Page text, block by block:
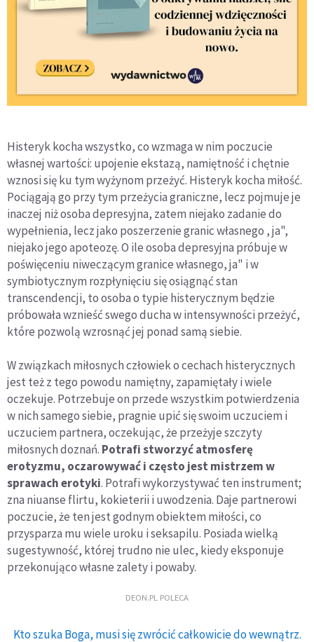
Histeryk kocha wszystko, co wzmaga w nim poczucie
własnej wartości: upojenie ekstazą, namiętność i chętnie
wznosi się ku tym wyżynom przeżyć. Histeryk kocha miłość.
Pociągają go przy tym przeżycia graniczne, lecz pojmuje je
inaczej niż osoba depresyjna, zatem niejako zadanie do
wypełnienia, lecz jako poszerzenie granic własnego , ja",
niejako jego apoteozę. O ile osoba depresyjna próbuje w
poświęceniu niweczącym granice własnego, ja" i w
symbiotycznym rozpłynięciu się osiągnąć stan
transcendencji, to osoba o typie histerycznym będzie
próbowała wznieść swego ducha w intensywności przeżyć,
które pozwolą wzrosnąć jej ponad samą siebie.
W związkach miłosnych człowiek o cechach histerycznych
jest też z tego powodu namiętny, zapamiętały i wiele
oczekuje. Potrzebuje on przede wszystkim potwierdzenia
w nich samego siebie, pragnie upić się swoim uczuciem i
uczuciem partnera, oczekując, że przeżyje szczyty
miłosnych doznań. Potrafi stworzyć atmosferę
erotyzmu, oczarowywać i często jest mistrzem w
sprawach erotyki. Potrafi wykorzystywać ten instrument;
zna niuanse flirtu, kokieterii i uwodzenia. Daje partnerowi
poczucie, że ten jest godnym obiektem miłości, co
przysparza mu wiele uroku i seksapilu. Posiada wielką
sugestywność, której trudno nie ulec, kiedy eksponuje
przekonująco własne zalety i powaby.
DEON.PL POLECA
Kto szuka Boga, musi się zwrócić całkowicie do wewnątrz.